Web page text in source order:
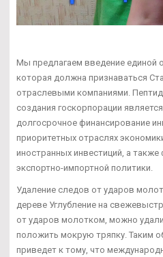
Мы предлагаем введение единой
которая должна признаваться
отраслевыми компаниями. Пептид
создания госкорпорации
долгосрочное финансирование
приоритетных отраслях
иностранных инвестиций, а
экспортно-импортной политики.
Удаление следов от ударов
дереве Углубление на
от ударов молотком, можно
положить мокрую тряпку. Таким
приведет к тому, что